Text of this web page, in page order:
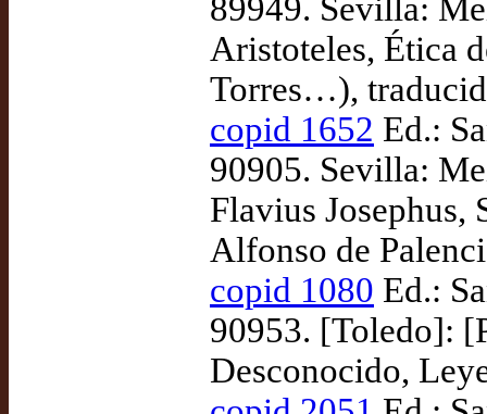
89949. Sevilla:
Aristoteles, Ética
Torres…),
copid 1652 Ed.:
90905. Sevilla:
Flavius Josephus,
Alfonso de
copid 1080 Ed.:
90953. [Toledo]:
Desconocido,